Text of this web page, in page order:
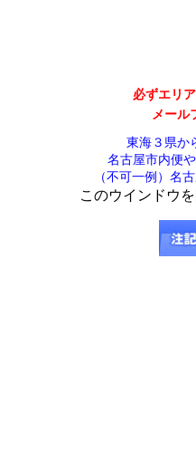
必ずエリ
メール
東海３県か
名古屋市内便
（不可一例）
このウインドウ